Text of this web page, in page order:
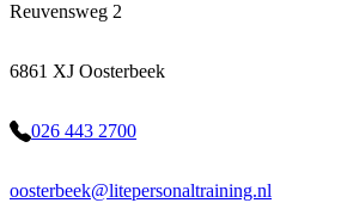
Reuvensweg 2
6861 XJ Oosterbeek
026 443 2700
oosterbeek@litepersonaltraining.nl